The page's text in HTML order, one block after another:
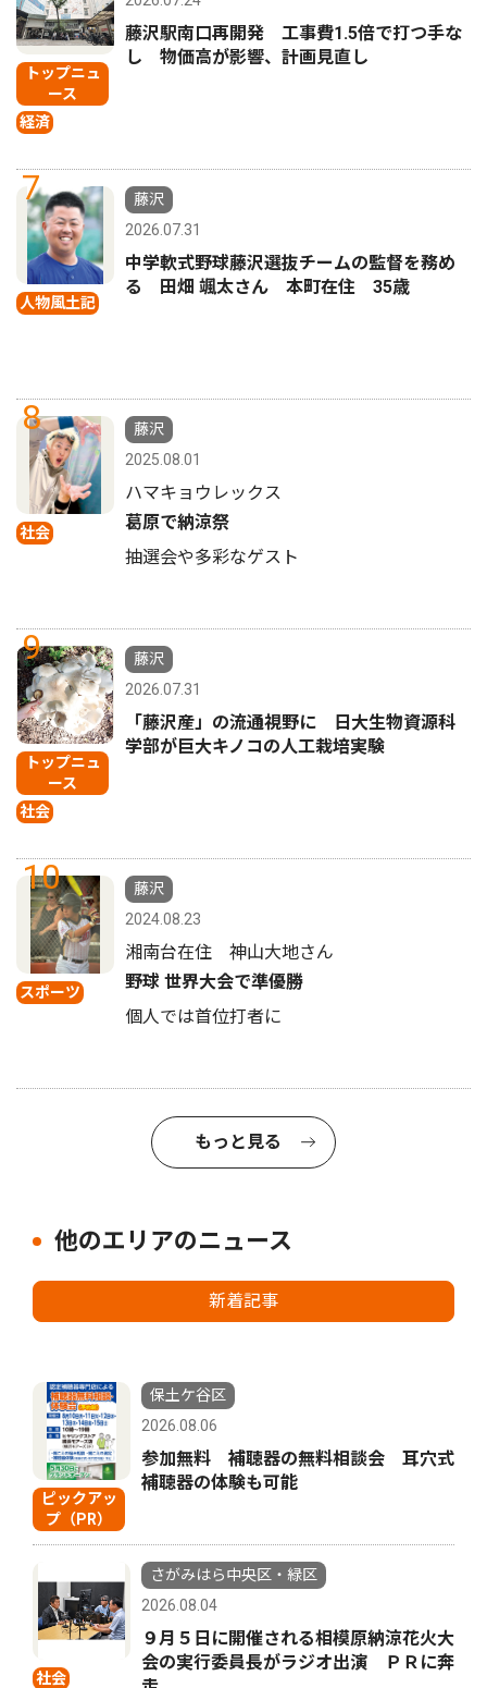
トップニュ
ース
経済
藤沢駅南口再開発 工事費1.5倍で打つ手な
し 物価高が影響、計画見直し
7
人物風土記
藤沢
2026.07.31
中学軟式野球藤沢選抜チームの監督を務め
る 田畑 颯太さん 本町在住 35歳
8
社会
藤沢
2025.08.01
ハマキョウレックス
葛原で納涼祭
抽選会や多彩なゲスト
9
トップニュ
ース
社会
藤沢
2026.07.31
「藤沢産」の流通視野に 日大生物資源科
学部が巨大キノコの人工栽培実験
10
スポーツ
藤沢
2024.08.23
湘南台在住 神山大地さん
野球 世界大会で準優勝
個人では首位打者に
もっと見る
他のエリアのニュース
新着記事
ピックアッ
プ（PR）
保土ケ谷区
2026.08.06
参加無料 補聴器の無料相談会 耳穴式
補聴器の体験も可能
社会
さがみはら中央区・緑区
2026.08.04
９月５日に開催される相模原納涼花火大
会の実行委員長がラジオ出演 ＰＲに奔